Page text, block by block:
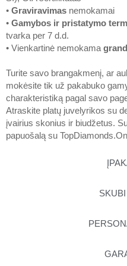
• Graviravimas nemokamai
• Gamybos ir pristatymo
tvarka per 7 d.d.
• Vienkartinė nemokama
Turite savo brangakmenį, ar
mokėsite tik už pakabuko
charakteristiką pagal savo
Atraskite platų juvelyrikos su
įvairius skonius ir biudžetus.
papuošalą su